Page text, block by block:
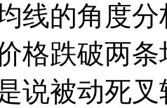
的角度分
格跌破两
说被动死